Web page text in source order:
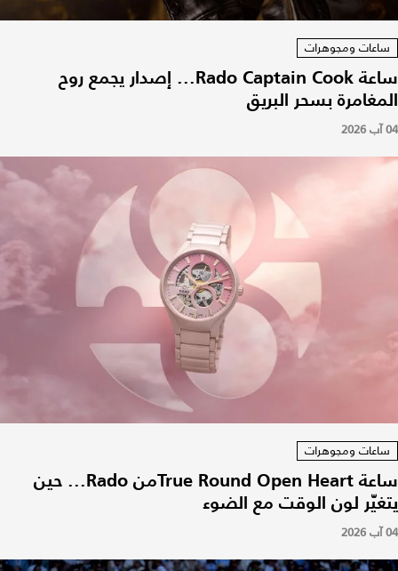
ساعات ومجوهرات
ساعة Rado Captain Cook... إصدار يجمع روح
المغامرة بسحر البريق
04 آب 2026
ساعات ومجوهرات
ساعة True Round Open Heartمن Rado... حين
يتغيّر لون الوقت مع الضوء
04 آب 2026